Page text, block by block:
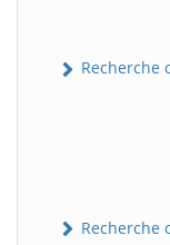
Recherche
Recherche